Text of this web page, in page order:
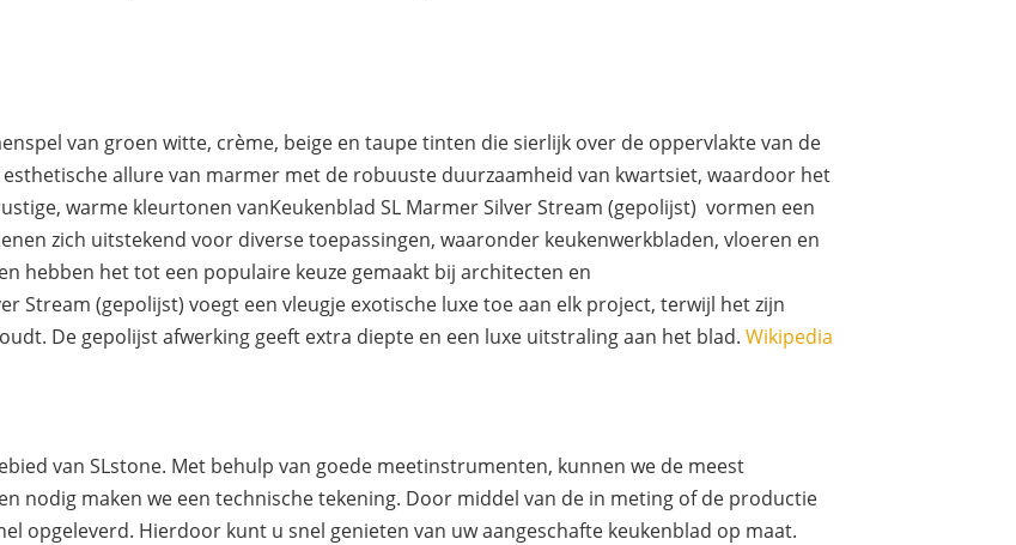
van groen witte, crème, beige en taupe tinten die sierlijk over de oppervlakte van de
allure van marmer met de robuuste duurzaamheid van kwartsiet, waardoor het
warme kleurtonen vanKeukenblad SL Marmer Silver Stream (gepolijst) vormen een
zich uitstekend voor diverse toepassingen, waaronder keukenwerkbladen, vloeren en
hebben het tot een populaire keuze gemaakt bij architecten en
Stream (gepolijst) voegt een vleugje exotische luxe toe aan elk project, terwijl het zijn
De gepolijst afwerking geeft extra diepte en een luxe uitstraling aan het blad.Wikipedia
van SLstone. Met behulp van goede meetinstrumenten, kunnen we de meest
nodig maken we een technische tekening. Door middel van de in meting of de productie
opgeleverd. Hierdoor kunt u snel genieten van uw aangeschafte keukenblad op maat.